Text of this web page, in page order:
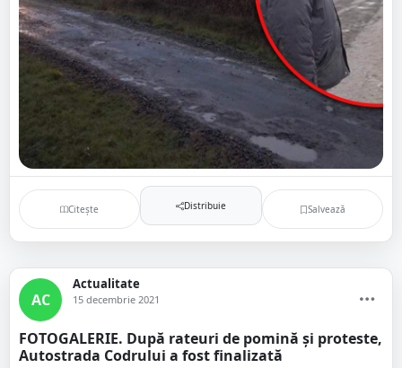
Citește Distribuie Salvează
AC
Actualitate
15 decembrie 2021
FOTOGALERIE. După rateuri de pomină și proteste,
Autostrada Codrului a fost finalizată